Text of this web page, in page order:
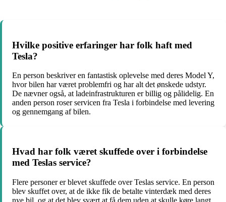
Hvilke positive erfaringer har folk haft med
Tesla?
En person beskriver en fantastisk oplevelse med deres Model Y,
hvor bilen har været problemfri og har alt det ønskede udstyr.
De nævner også, at ladeinfrastrukturen er billig og pålidelig. En
anden person roser servicen fra Tesla i forbindelse med levering
og gennemgang af bilen.
Hvad har folk været skuffede over i forbindelse
med Teslas service?
Flere personer er blevet skuffede over Teslas service. En person
blev skuffet over, at de ikke fik de betalte vinterdæk med deres
nye bil, og at det blev svært at få dem uden at skulle køre langt